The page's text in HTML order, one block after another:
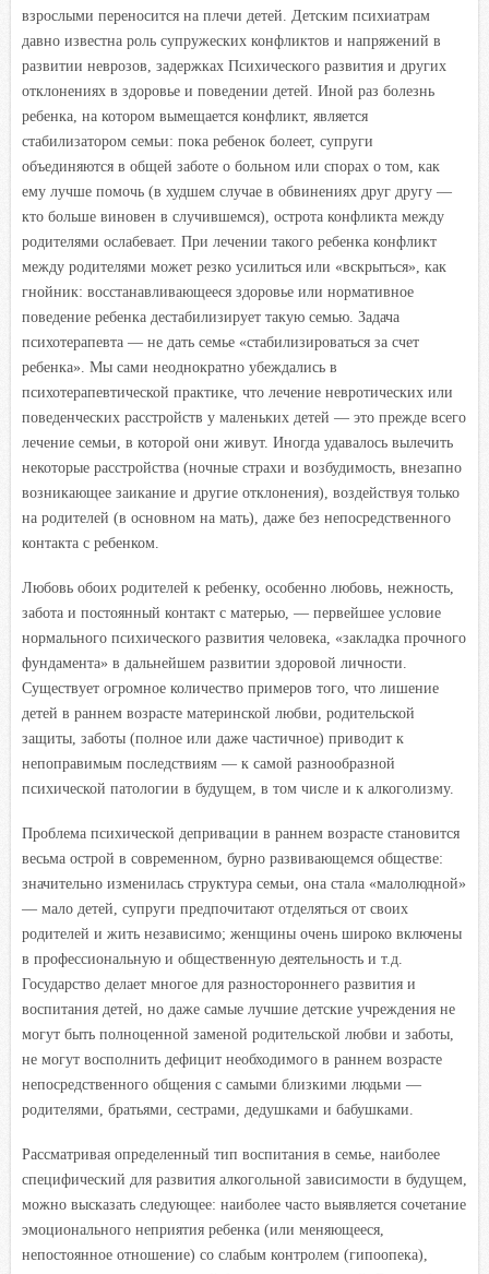
взрослыми переносится на плечи детей. Детским психиатрам
давно известна роль супружеских конфликтов и напряжений в
развитии неврозов, задержках Психического развития и других
отклонениях в здоровье и поведении детей. Иной раз болезнь
ребенка, на котором вымещается конфликт, является
стабилизатором семьи: пока ребенок болеет, супруги
объединяются в общей заботе о больном или спорах о том, как
ему лучше помочь (в худшем случае в обвинениях друг другу —
кто больше виновен в случившемся), острота конфликта между
родителями ослабевает. При лечении такого ребенка конфликт
между родителями может резко усилиться или «вскрыться», как
гнойник: восстанавливающееся здоровье или нормативное
поведение ребенка дестабилизирует такую семью. Задача
психотерапевта — не дать семье «стабилизироваться за счет
ребенка». Мы сами неоднократно убеждались в
психотерапевтической практике, что лечение невротических или
поведенческих расстройств у маленьких детей — это прежде всего
лечение семьи, в которой они живут. Иногда удавалось вылечить
некоторые расстройства (ночные страхи и возбудимость, внезапно
возникающее заикание и другие отклонения), воздействуя только
на родителей (в основном на мать), даже без непосредственного
контакта с ребенком.
Любовь обоих родителей к ребенку, особенно любовь, нежность,
забота и постоянный контакт с матерью, — первейшее условие
нормального психического развития человека, «закладка прочного
фундамента» в дальнейшем развитии здоровой личности.
Существует огромное количество примеров того, что лишение
детей в раннем возрасте материнской любви, родительской
защиты, заботы (полное или даже частичное) приводит к
непоправимым последствиям — к самой разнообразной
психической патологии в будущем, в том числе и к алкоголизму.
Проблема психической депривации в раннем возрасте становится
весьма острой в современном, бурно развивающемся обществе:
значительно изменилась структура семьи, она стала «малолюдной»
— мало детей, супруги предпочитают отделяться от своих
родителей и жить независимо; женщины очень широко включены
в профессиональную и общественную деятельность и т.д.
Государство делает многое для разностороннего развития и
воспитания детей, но даже самые лучшие детские учреждения не
могут быть полноценной заменой родительской любви и заботы,
не могут восполнить дефицит необходимого в раннем возрасте
непосредственного общения с самыми близкими людьми —
родителями, братьями, сестрами, дедушками и бабушками.
Рассматривая определенный тип воспитания в семье, наиболее
специфический для развития алкогольной зависимости в будущем,
можно высказать следующее: наиболее часто выявляется сочетание
эмоционального неприятия ребенка (или меняющееся,
непостоянное отношение) со слабым контролем (гипоопека),